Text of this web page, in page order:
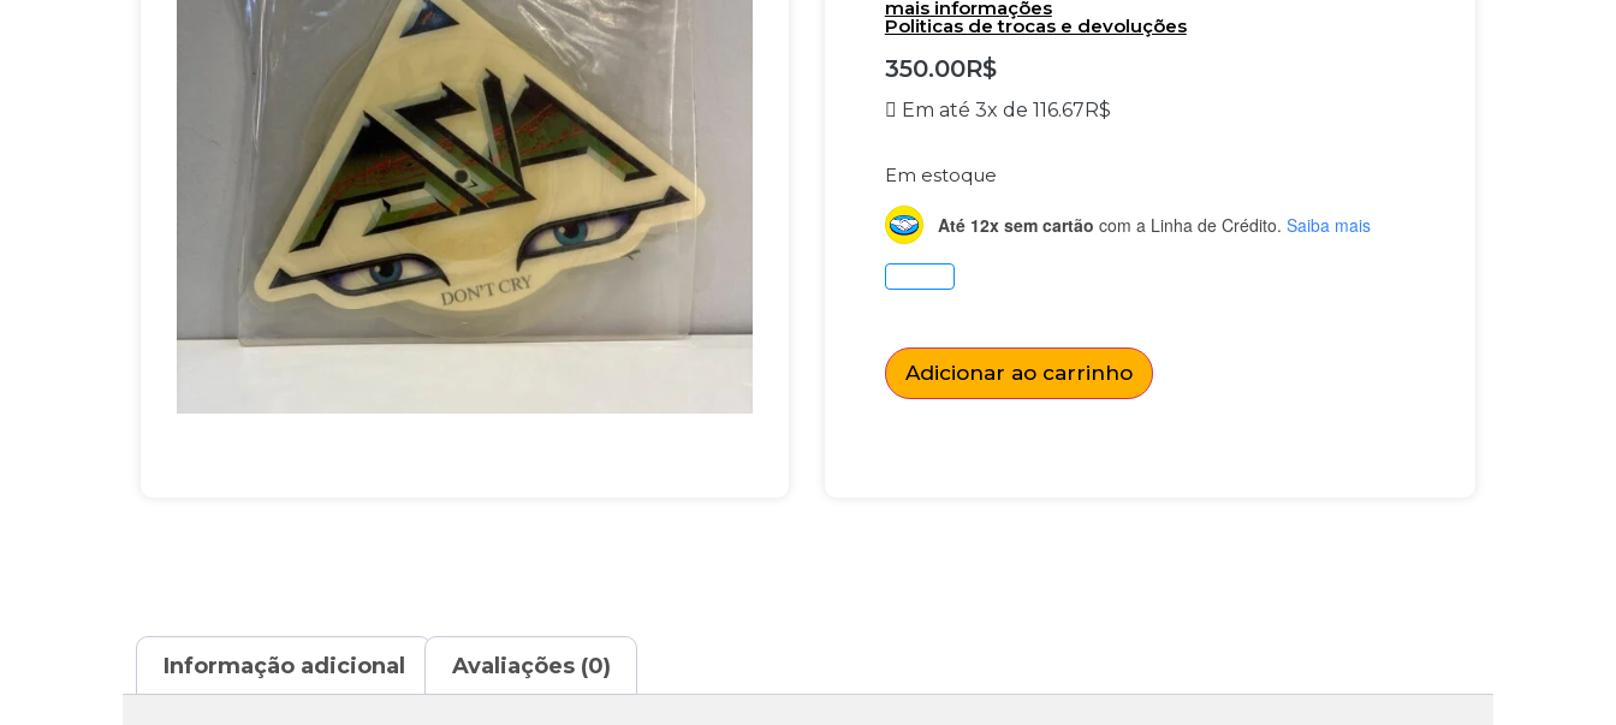
mais informações
Politicas de trocas e devoluções
350.00R$
Em até 3x de 116.67 R$
Em estoque
Até 12x sem cartão com a Linha de Crédito. Saiba mais
Adicionar ao carrinho
Informação adicional Avaliações (0)